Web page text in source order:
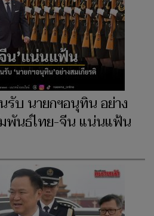
รับ นายกฯอนุทิน อย่าง
พันธ์ไทย-จีน แน่นแฟ้น